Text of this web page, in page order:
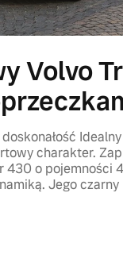
Volvo
charakter.
430 o pojemności
Jego czarny